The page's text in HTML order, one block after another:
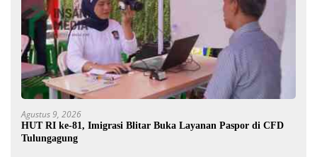
Agustus 9, 2026
HUT RI ke-81, Imigrasi Blitar Buka Layanan Paspor di CFD
Tulungagung